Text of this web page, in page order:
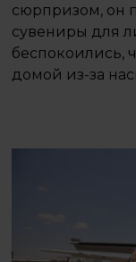
сюрпризом, он
сувениры для
беспокоились,
домой из-за